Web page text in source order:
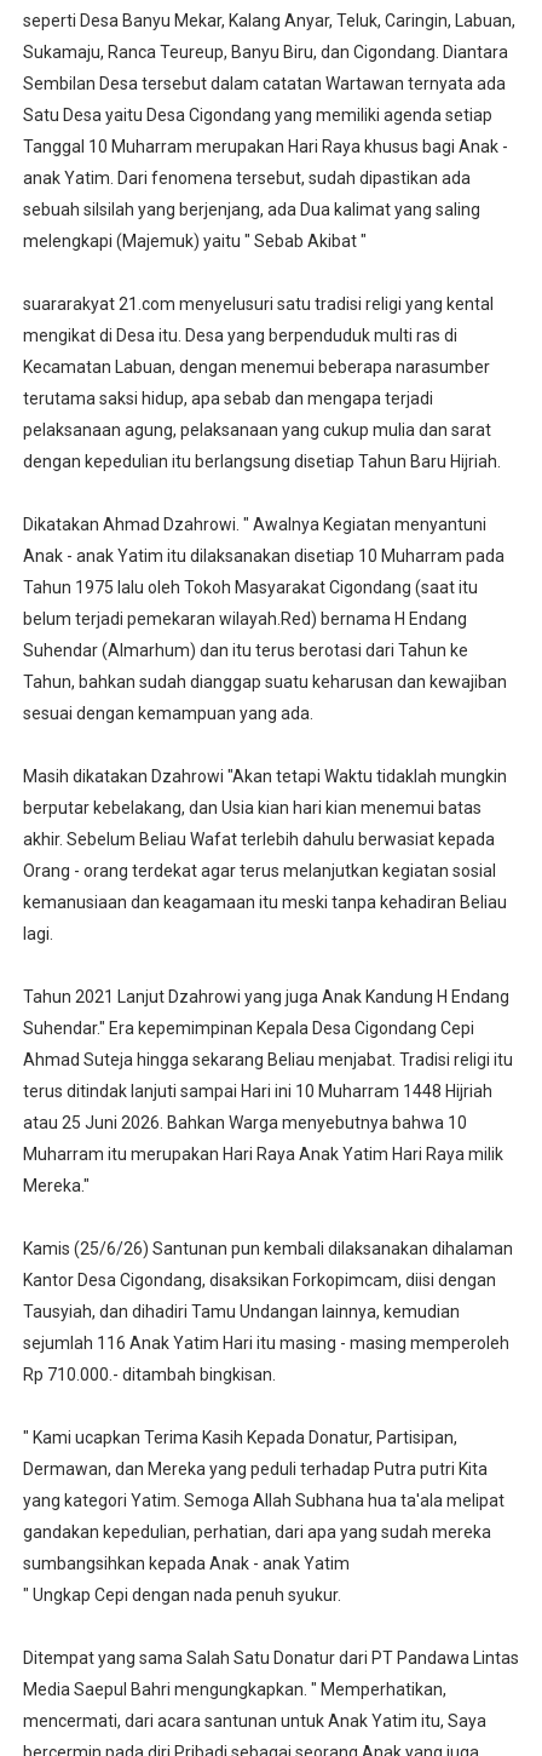
seperti Desa Banyu Mekar, Kalang Anyar, Teluk, Caringin, Labuan,
Sukamaju, Ranca Teureup, Banyu Biru, dan Cigondang. Diantara
Sembilan Desa tersebut dalam catatan Wartawan ternyata ada
Satu Desa yaitu Desa Cigondang yang memiliki agenda setiap
Tanggal 10 Muharram merupakan Hari Raya khusus bagi Anak -
anak Yatim. Dari fenomena tersebut, sudah dipastikan ada
sebuah silsilah yang berjenjang, ada Dua kalimat yang saling
melengkapi (Majemuk) yaitu " Sebab Akibat "
suararakyat 21.com menyelusuri satu tradisi religi yang kental
mengikat di Desa itu. Desa yang berpenduduk multi ras di
Kecamatan Labuan, dengan menemui beberapa narasumber
terutama saksi hidup, apa sebab dan mengapa terjadi
pelaksanaan agung, pelaksanaan yang cukup mulia dan sarat
dengan kepedulian itu berlangsung disetiap Tahun Baru Hijriah.
Dikatakan Ahmad Dzahrowi. " Awalnya Kegiatan menyantuni
Anak - anak Yatim itu dilaksanakan disetiap 10 Muharram pada
Tahun 1975 lalu oleh Tokoh Masyarakat Cigondang (saat itu
belum terjadi pemekaran wilayah.Red) bernama H Endang
Suhendar (Almarhum) dan itu terus berotasi dari Tahun ke
Tahun, bahkan sudah dianggap suatu keharusan dan kewajiban
sesuai dengan kemampuan yang ada.
Masih dikatakan Dzahrowi "Akan tetapi Waktu tidaklah mungkin
berputar kebelakang, dan Usia kian hari kian menemui batas
akhir. Sebelum Beliau Wafat terlebih dahulu berwasiat kepada
Orang - orang terdekat agar terus melanjutkan kegiatan sosial
kemanusiaan dan keagamaan itu meski tanpa kehadiran Beliau
lagi.
Tahun 2021 Lanjut Dzahrowi yang juga Anak Kandung H Endang
Suhendar." Era kepemimpinan Kepala Desa Cigondang Cepi
Ahmad Suteja hingga sekarang Beliau menjabat. Tradisi religi itu
terus ditindak lanjuti sampai Hari ini 10 Muharram 1448 Hijriah
atau 25 Juni 2026. Bahkan Warga menyebutnya bahwa 10
Muharram itu merupakan Hari Raya Anak Yatim Hari Raya milik
Mereka."
Kamis (25/6/26) Santunan pun kembali dilaksanakan dihalaman
Kantor Desa Cigondang, disaksikan Forkopimcam, diisi dengan
Tausyiah, dan dihadiri Tamu Undangan lainnya, kemudian
sejumlah 116 Anak Yatim Hari itu masing - masing memperoleh
Rp 710.000.- ditambah bingkisan.
" Kami ucapkan Terima Kasih Kepada Donatur, Partisipan,
Dermawan, dan Mereka yang peduli terhadap Putra putri Kita
yang kategori Yatim. Semoga Allah Subhana hua ta'ala melipat
gandakan kepedulian, perhatian, dari apa yang sudah mereka
sumbangsihkan kepada Anak - anak Yatim
" Ungkap Cepi dengan nada penuh syukur.
Ditempat yang sama Salah Satu Donatur dari PT Pandawa Lintas
Media Saepul Bahri mengungkapkan. " Memperhatikan,
mencermati, dari acara santunan untuk Anak Yatim itu, Saya
bercermin pada diri Pribadi sebagai seorang Anak yang juga